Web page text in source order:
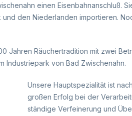
einen Eisenbahnanschluß.
den Niederlanden importieren.
Jahren Räuchertradition mit zwei
Industriepark von Bad Zwischenahn.
Unsere Hauptspezialität ist
großen Erfolg bei der
ständige Verfeinerung und